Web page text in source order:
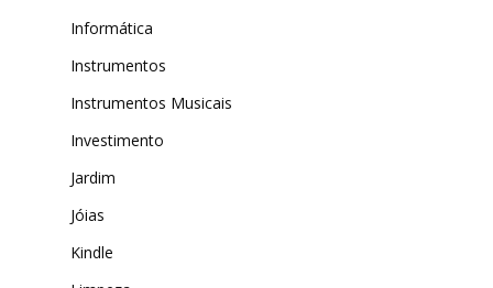
Informática
Instrumentos
Instrumentos Musicais
Investimento
Jardim
Jóias
Kindle